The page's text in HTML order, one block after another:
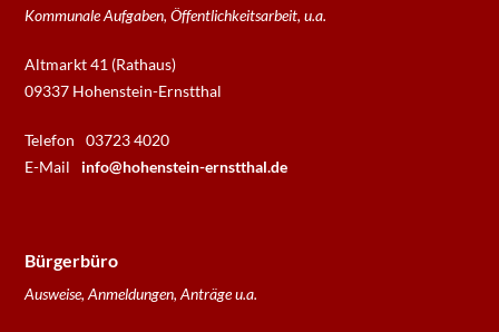
Kommunale Aufgaben, Öffentlichkeitsarbeit, u.a.
Altmarkt 41 (Rathaus)
09337 Hohenstein-Ernstthal
Telefon
03723 4020
E-Mail
info@hohenstein-ernstthal.de
Bürgerbüro
Ausweise, Anmeldungen, Anträge u.a.